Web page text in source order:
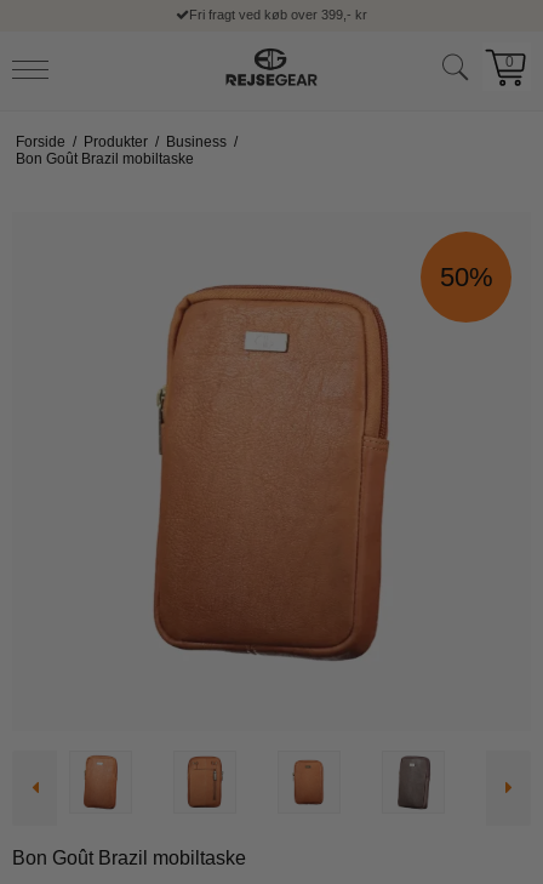
Fri fragt ved køb over 399,- kr
0
Forside / Produkter / Business /
Bon Goût Brazil mobiltaske
50%
Bon Goût Brazil mobiltaske